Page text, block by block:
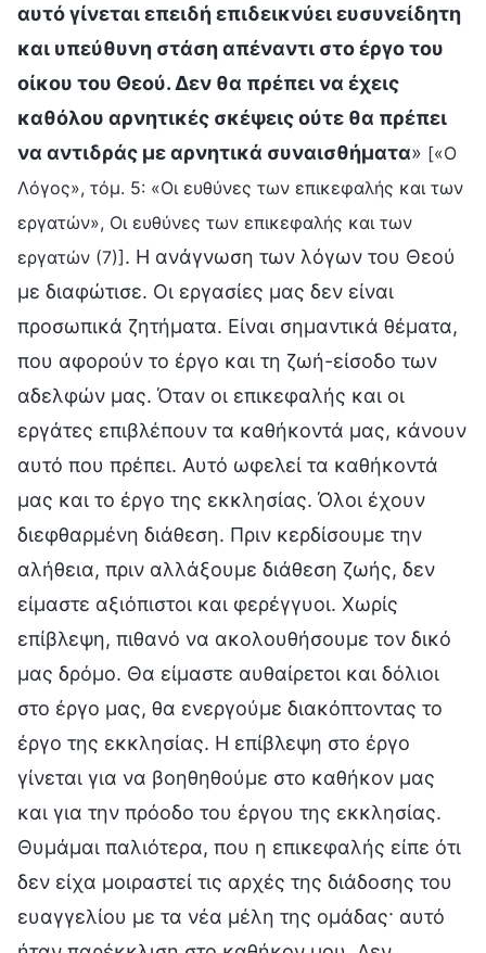
αυτό γίνεται επειδή επιδεικνύει ευσυνείδητη
και υπεύθυνη στάση απέναντι στο έργο του
οίκου του Θεού. Δεν θα πρέπει να έχεις
καθόλου αρνητικές σκέψεις ούτε θα πρέπει
να αντιδράς με αρνητικά συναισθήματα» [«Ο
Λόγος», τόμ. 5: «Οι ευθύνες των επικεφαλής και των
εργατών», Οι ευθύνες των επικεφαλής και των
εργατών (7)]. Η ανάγνωση των λόγων του Θεού
με διαφώτισε. Οι εργασίες μας δεν είναι
προσωπικά ζητήματα. Είναι σημαντικά θέματα,
που αφορούν το έργο και τη ζωή-είσοδο των
αδελφών μας. Όταν οι επικεφαλής και οι
εργάτες επιβλέπουν τα καθήκοντά μας, κάνουν
αυτό που πρέπει. Αυτό ωφελεί τα καθήκοντά
μας και το έργο της εκκλησίας. Όλοι έχουν
διεφθαρμένη διάθεση. Πριν κερδίσουμε την
αλήθεια, πριν αλλάξουμε διάθεση ζωής, δεν
είμαστε αξιόπιστοι και φερέγγυοι. Χωρίς
επίβλεψη, πιθανό να ακολουθήσουμε τον δικό
μας δρόμο. Θα είμαστε αυθαίρετοι και δόλιοι
στο έργο μας, θα ενεργούμε διακόπτοντας το
έργο της εκκλησίας. Η επίβλεψη στο έργο
γίνεται για να βοηθηθούμε στο καθήκον μας
και για την πρόοδο του έργου της εκκλησίας.
Θυμάμαι παλιότερα, που η επικεφαλής είπε ότι
δεν είχα μοιραστεί τις αρχές της διάδοσης του
ευαγγελίου με τα νέα μέλη της ομάδας· αυτό